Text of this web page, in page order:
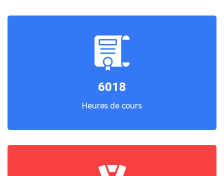
6018
Heures de cours